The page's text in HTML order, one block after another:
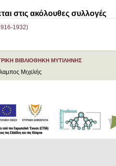
στις ακόλουθες συλλογές
1932)
ΒΙΒΛΙΟΘΗΚΗ ΜΥΤΙΛΗΝΗΣ
Μιχελής